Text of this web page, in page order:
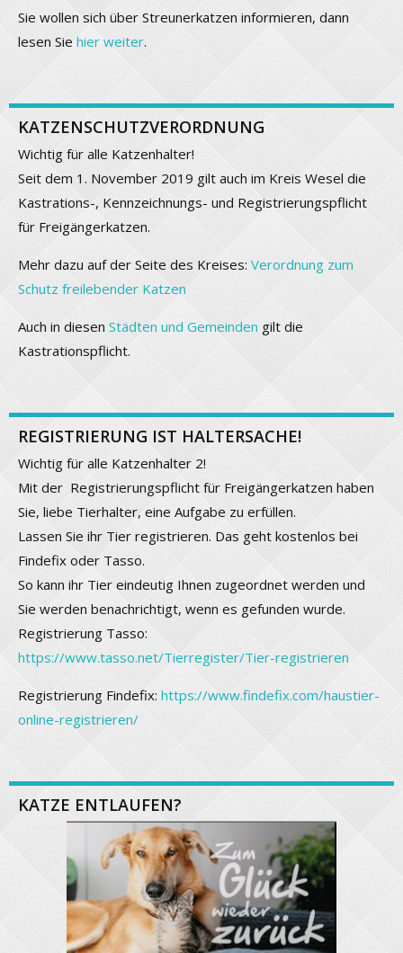
Sie wollen sich über Streunerkatzen informieren, dann
lesen Sie hier weiter.
KATZENSCHUTZVERORDNUNG
Wichtig für alle Katzenhalter!
Seit dem 1. November 2019 gilt auch im Kreis Wesel die
Kastrations-, Kennzeichnungs- und Registrierungspflicht
für Freigängerkatzen.
Mehr dazu auf der Seite des Kreises: Verordnung zum
Schutz freilebender Katzen
Auch in diesen Städten und Gemeinden gilt die
Kastrationspflicht.
REGISTRIERUNG IST HALTERSACHE!
Wichtig für alle Katzenhalter 2!
Mit der Registrierungspflicht für Freigängerkatzen haben
Sie, liebe Tierhalter, eine Aufgabe zu erfüllen.
Lassen Sie ihr Tier registrieren. Das geht kostenlos bei
Findefix oder Tasso.
So kann ihr Tier eindeutig Ihnen zugeordnet werden und
Sie werden benachrichtigt, wenn es gefunden wurde.
Registrierung Tasso:
https://www.tasso.net/Tierregister/Tier-registrieren
Registrierung Findefix: https://www.findefix.com/haustier-
online-registrieren/
KATZE ENTLAUFEN?